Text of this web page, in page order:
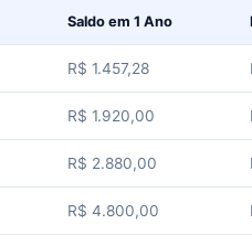
Saldo em 1 Ano
R$ 1.457,28
R$ 1.920,00
R$ 2.880,00
R$ 4.800,00